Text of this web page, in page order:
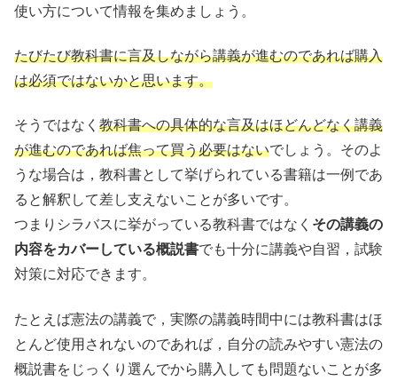
使い方について情報を集めましょう。
たびたび教科書に言及しながら講義が進むのであれば購入
は必須ではないかと思います。
そうではなく 教科書への具体的な言及はほどんどなく講義
が進むのであれば焦って買う必要はないでしょう。そのよ
うな場合は，教科書として挙げられている書籍は一例であ
ると解釈して差し支えないことが多いです。
つまりシラバスに挙がっている教科書ではなく その講義の
内容をカバーしている概説書でも十分に講義や自習，試験
対策に対応できます。
たとえば憲法の講義で，実際の講義時間中には教科書はほ
とんど使用されないのであれば，自分の読みやすい憲法の
概説書をじっくり選んでから購入しても問題ないことが多